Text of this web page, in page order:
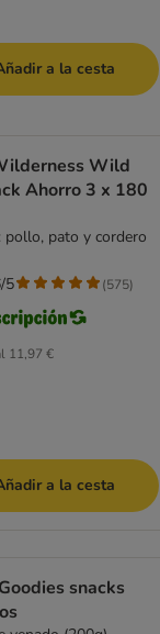
a la cesta
Wild
pollo, pato y cordero
11,97 €
5 (575)
a la cesta
snacks